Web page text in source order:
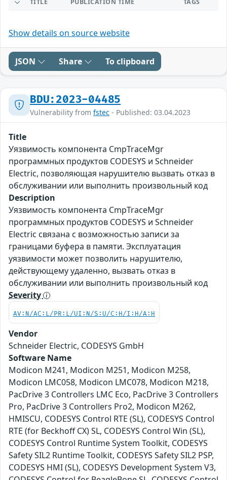
Show details on source website
JSON Share To clipboard
BDU:2023-04485
Vulnerability from fstec - Published: 03.04.2023
Title
Уязвимость компонента CmpTraceMgr
программных продуктов CODESYS и Schneider
Electric, позволяющая нарушителю вызвать отказ в
обслуживании или выполнить произвольный код
Description
Уязвимость компонента CmpTraceMgr
программных продуктов CODESYS и Schneider
Electric связана с возможностью записи за
границами буфера в памяти. Эксплуатация
уязвимости может позволить нарушителю,
действующему удаленно, вызвать отказ в
обслуживании или выполнить произвольный код
Severity
AV:N/AC:L/PR:L/UI:N/S:U/C:H/I:H/A:H
Vendor
Schneider Electric, CODESYS GmbH
Software Name
Modicon M241, Modicon M251, Modicon M258,
Modicon LMC058, Modicon LMC078, Modicon M218,
PacDrive 3 Controllers LMC Eco, PacDrive 3 Controllers
Pro, PacDrive 3 Controllers Pro2, Modicon M262,
HMISCU, CODESYS Control RTE (SL), CODESYS Control
RTE (for Beckhoff CX) SL, CODESYS Control Win (SL),
CODESYS Control Runtime System Toolkit, CODESYS
Safety SIL2 Runtime Toolkit, CODESYS Safety SIL2 PSP,
CODESYS HMI (SL), CODESYS Development System V3,